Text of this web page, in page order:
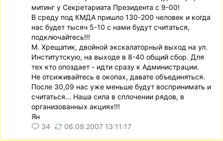
митинг у Секретариата Президента с 9-00!
В среду под КМДА пришло 130-200 человек и когда
нас будет тысяч 5-10 с нами будут считаться,
подключайтесь!!!
М. Хрещатик, двойной экскалаторный выход на ул.
Институтскую, на выходе в 8-40 общий сбор. Для
тех кто опоздает - идти сразу к Администрации.
Не отсиживайтесь в окопах, давате объединяться.
После 30,09 нас уже меньше будут воспринимать и
считаться... Наша сила в сплочении рядов, в
организованных акциях!!!
Ян
34
06.09.2007 13:11:17